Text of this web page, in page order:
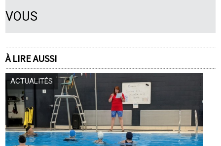
VOUS
À LIRE AUSSI
ACTUALITÉS